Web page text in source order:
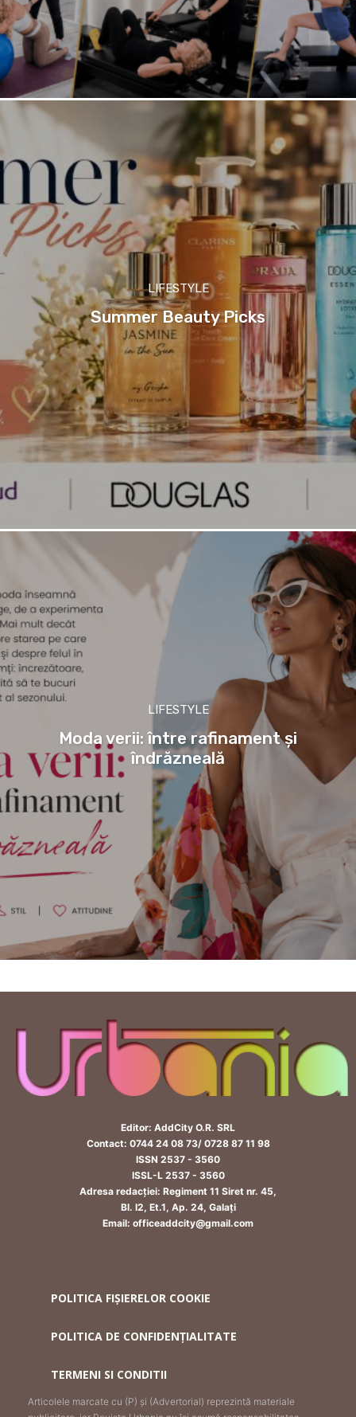
LIFESTYLE
Summer Beauty Picks
LIFESTYLE
Moda verii: între rafinament și
îndrăzneală
Editor: AddCity O.R. SRL
Contact: 0744 24 08 73/ 0728 87 11 98
ISSN 2537 - 3560
ISSL-L 2537 - 3560
Adresa redacției: Regiment 11 Siret nr. 45,
Bl. I2, Et.1, Ap. 24, Galați
Email: officeaddcity@gmail.com
POLITICA FIȘIERELOR COOKIE
POLITICA DE CONFIDENȚIALITATE
TERMENI SI CONDITII
Articolele marcate cu (P) și (Advertorial) reprezintă materiale